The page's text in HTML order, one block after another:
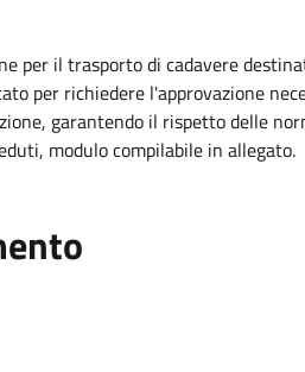
per il trasporto di cadavere
per richiedere l'approvazione
garantendo il rispetto delle
modulo compilabile in allegato.